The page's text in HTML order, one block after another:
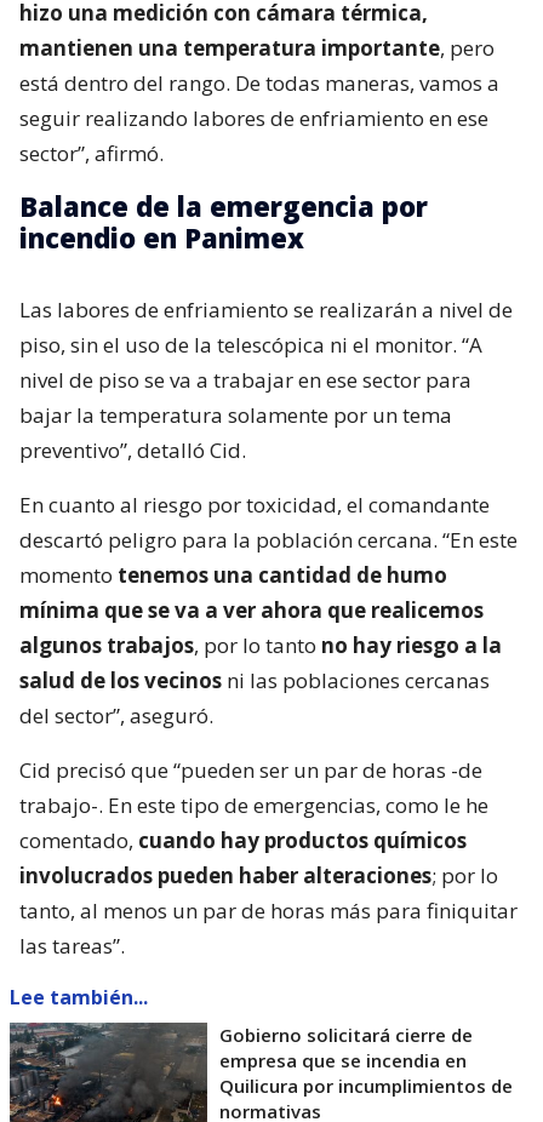
hizo una medición con cámara térmica,
mantienen una temperatura importante, pero
está dentro del rango. De todas maneras, vamos a
seguir realizando labores de enfriamiento en ese
sector”, afirmó.
Balance de la emergencia por
incendio en Panimex
Las labores de enfriamiento se realizarán a nivel de
piso, sin el uso de la telescópica ni el monitor. “A
nivel de piso se va a trabajar en ese sector para
bajar la temperatura solamente por un tema
preventivo”, detalló Cid.
En cuanto al riesgo por toxicidad, el comandante
descartó peligro para la población cercana. “En este
momento tenemos una cantidad de humo
mínima que se va a ver ahora que realicemos
algunos trabajos, por lo tanto no hay riesgo a la
salud de los vecinos ni las poblaciones cercanas
del sector”, aseguró.
Cid precisó que “pueden ser un par de horas -de
trabajo-. En este tipo de emergencias, como le he
comentado, cuando hay productos químicos
involucrados pueden haber alteraciones; por lo
tanto, al menos un par de horas más para finiquitar
las tareas”.
Lee también...
Gobierno solicitará cierre de
empresa que se incendia en
Quilicura por incumplimientos de
normativas